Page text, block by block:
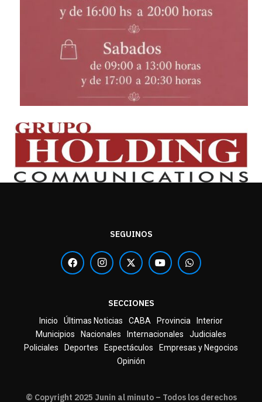
SEGUINOS
SECCIONES
Inicio Últimas Noticias CABA Provincia
Interior
Municipios
Nacionales Internacionales
Judiciales
Policiales
Deportes Espectáculos
Empresas y Negocios
Opinión
© Copyright 2025 Junin al minuto – Todos los derechos